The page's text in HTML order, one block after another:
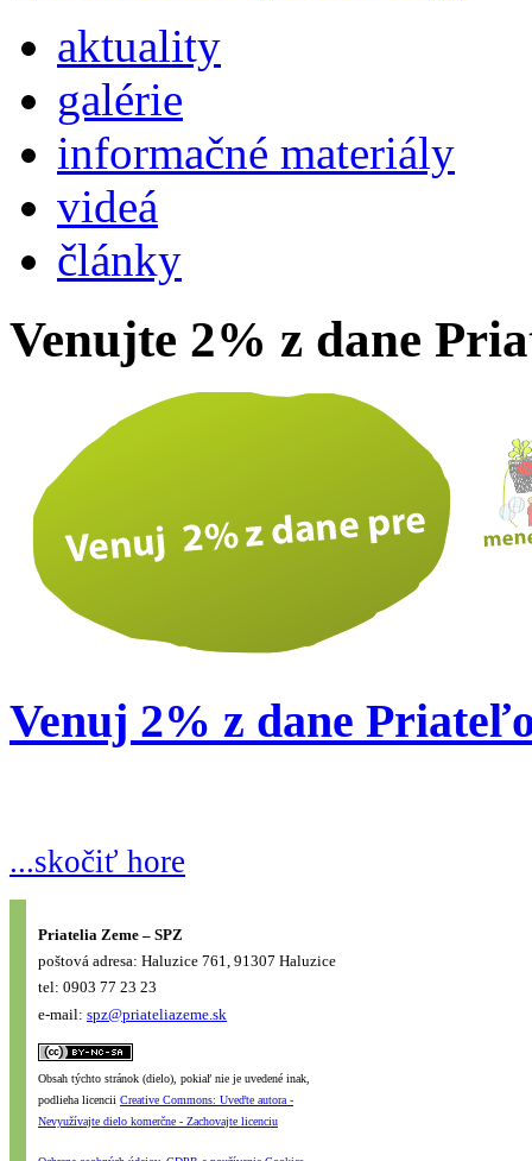
aktuality
galérie
informačné materiály
videá
články
Venujte 2% z dane
Venuj 2% z dane
...skočiť hore
Priatelia Zeme – SPZ
poštová adresa: Haluzice 761, 91307 Haluzice
tel: 0903 77 23 23
e-mail: spz@priateliazeme.sk
Obsah týchto stránok (dielo), pokiaľ nie je uvedené inak,
podlieha licencii Creative Commons: Uveďte autora -
Nevyužívajte dielo komerčne - Zachovajte licenciu